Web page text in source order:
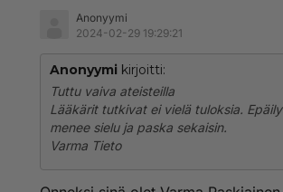
Anonyymi
2024-02-29 19:29:21
Anonyymi kirjoitti:
Tuttu vaiva ateisteilla
Lääkärit tutkivat ei vielä tuloksia.
menee sielu ja paska sekaisin.
Varma Tieto